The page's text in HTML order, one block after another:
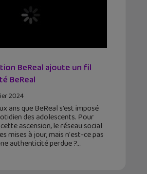
BeReal ajoute un fil
BeReal
2024
ans que BeReal s’est imposé
des adolescents. Pour
ascension, le réseau social
mises à jour, mais n'est-ce pas
authenticité perdue ?